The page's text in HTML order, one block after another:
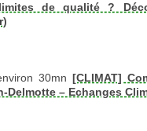
de qualité ?
30mn[CLIMAT]
Delmotte – Echanges